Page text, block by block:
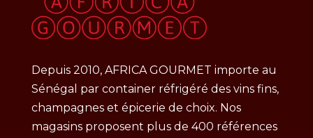
Depuis 2010, AFRICA GOURMET importe au
Sénégal par container réfrigéré des vins fins,
champagnes et épicerie de choix. Nos
magasins proposent plus de 400 références